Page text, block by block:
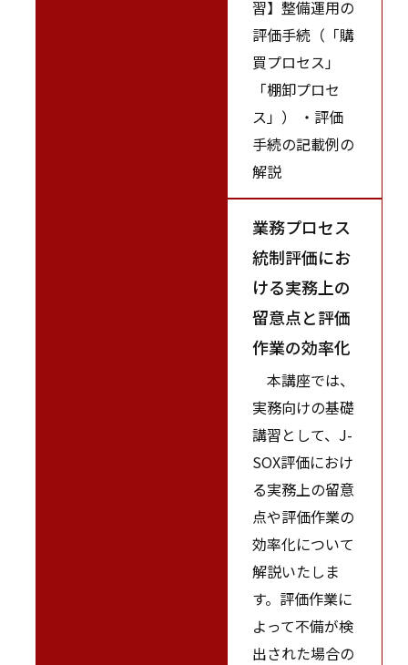
習】整備運用の
評価手続（「購
買プロセス」
「棚卸プロセ
ス」） ・評価
手続の記載例の
解説
業務プロセス
統制評価にお
ける実務上の
留意点と評価
作業の効率化
本講座では、
実務向けの基礎
講習として、J-
SOX評価におけ
る実務上の留意
点や評価作業の
効率化について
解説いたしま
す。評価作業に
よって不備が検
出された場合の